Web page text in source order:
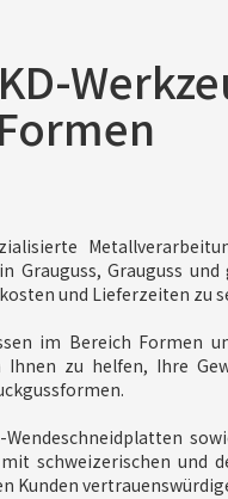
Grauguss, Grauguss
und Lieferzeiten zu
im Bereich Formen
zu helfen, Ihre
schweizerischen und
Kunden